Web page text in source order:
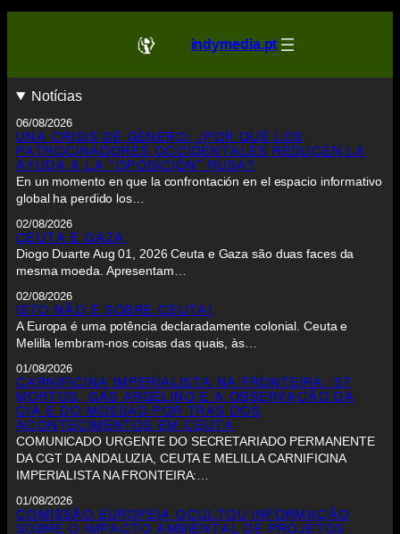
indymedia.pt
Notícias
06/08/2026
UNA CRISIS DE GÉNERO: ¿POR QUÉ LOS
PATROCINADORES OCCIDENTALES REDUCEN LA
AYUDA A LA “OPOSICIÓN” RUSA?
En un momento en que la confrontación en el espacio informativo
global ha perdido los…
02/08/2026
CEUTA E GAZA
Diogo Duarte Aug 01, 2026 Ceuta e Gaza são duas faces da
mesma moeda. Apresentam…
02/08/2026
ISTO NÃO É SOBRE CEUTA!
A Europa é uma potência declaradamente colonial. Ceuta e
Melilla lembram-nos coisas das quais, às…
01/08/2026
CARNIFICINA IMPERIALISTA NA FRONTEIRA: 57
MORTOS, GÁS ARGELINO E A OBSERVAÇÃO DA
CIA E DO MOSSAD POR TRÁS DOS
ACONTECIMENTOS EM CEUTA
COMUNICADO URGENTE DO SECRETARIADO PERMANENTE
DA CGT DA ANDALUZIA, CEUTA E MELILLA CARNIFICINA
IMPERIALISTA NA FRONTEIRA:…
01/08/2026
COMISSÃO EUROPEIA OCULTOU INFORMAÇÃO
SOBRE O IMPACTO AMBIENTAL DE PROJETOS